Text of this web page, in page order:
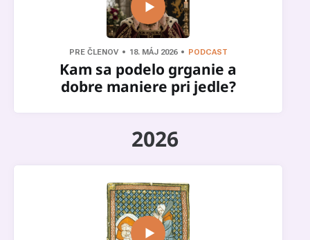
PRE ČLENOV 18. MÁJ 2026 PODCAST
Kam sa podelo grganie a
dobre maniere pri jedle?
2026